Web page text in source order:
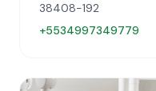
38408-192
+5534997349779